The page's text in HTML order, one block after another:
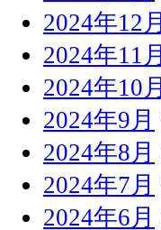
2024年12月
2024年11月
2024年10月
2024年9月
2024年8月
2024年7月
2024年6月